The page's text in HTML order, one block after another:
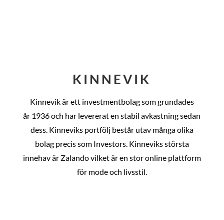
KINNEVIK
Kinnevik är ett investmentbolag som grundades
år 1936 och har levererat en stabil avkastning sedan
dess. Kinneviks portfölj består utav många olika
bolag precis som Investors. Kinneviks största
innehav är Zalando vilket är en stor online plattform
för mode och livsstil.